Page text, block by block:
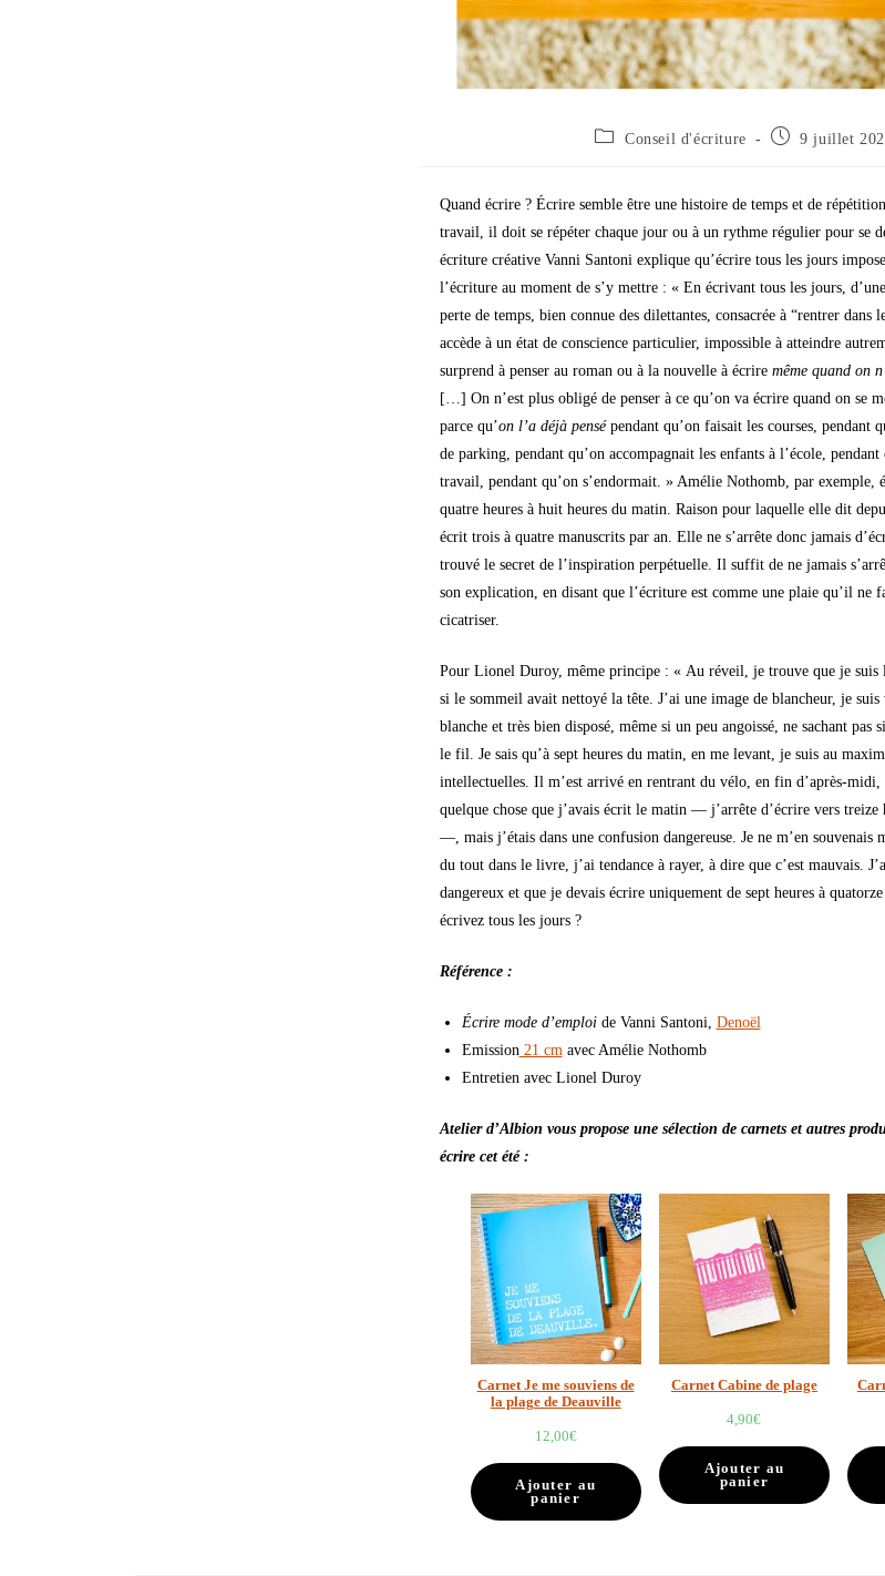
Conseil d'écriture 9 juillet
Quand écrire ? Écrire semble être une histoire de temps et de
travail, il doit se répéter chaque jour ou à un rythme régulier pour se
écriture créative Vanni Santoni explique qu’écrire tous les jours
l’écriture au moment de s’y mettre : « En écrivant tous les jours,
perte de temps, bien connue des dilettantes, consacrée à “rentrer dans
accède à un état de conscience particulier, impossible à atteindre
surprend à penser au roman ou à la nouvelle à écrire même quand on
[…] On n’est plus obligé de penser à ce qu’on va écrire quand on se
parce qu’on l’a déjà pensépendant qu’on faisait les courses, pendant
de parking, pendant qu’on accompagnait les enfants à l’école,
travail, pendant qu’on s’endormait. » Amélie Nothomb, par exemple,
quatre heures à huit heures du matin. Raison pour laquelle elle dit
écrit trois à quatre manuscrits par an. Elle ne s’arrête donc jamais
trouvé le secret de l’inspiration perpétuelle. Il suffit de ne jamais
son explication, en disant que l’écriture est comme une plaie qu’il ne
cicatriser.
Pour Lionel Duroy, même principe : « Au réveil, je trouve que je suis
si le sommeil avait nettoyé la tête. J’ai une image de blancheur, je suis
blanche et très bien disposé, même si un peu angoissé, ne sachant pas
le fil. Je sais qu’à sept heures du matin, en me levant, je suis au
intellectuelles. Il m’est arrivé en rentrant du vélo, en fin d’après-midi,
quelque chose que j’avais écrit le matin — j’arrête d’écrire vers treize
—, mais j’étais dans une confusion dangereuse. Je ne m’en souvenais
du tout dans le livre, j’ai tendance à rayer, à dire que c’est mauvais.
dangereux et que je devais écrire uniquement de sept heures à
écrivez tous les jours ?
Référence :
Écrire mode d’emploi de Vanni Santoni, Denoël
Emission 21 cm avec Amélie Nothomb
Entretien avec Lionel Duroy
Atelier d’Albion vous propose une sélection de carnets et autres
écrire cet été :
Carnet Je me souviens de
la plage de Deauville
12,00€
Ajouter au
panier
Carnet Cabine de plage
4,90€
Ajouter au
panier